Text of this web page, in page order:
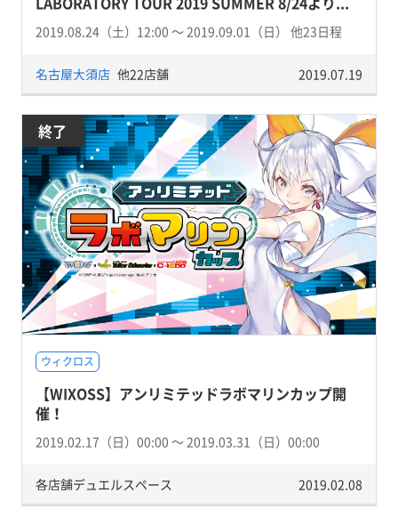
2019.08.24（土）12:00 〜 2019.09.01（日） 他23日程
名古屋大須店 他22店舗 2019.07.19
終了
ウィクロス
【WIXOSS】アンリミテッドラボマリンカップ開
催！
2019.02.17（日）00:00 〜 2019.03.31（日）00:00
各店舗デュエルスペース 2019.02.08